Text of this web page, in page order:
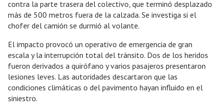
contra la parte trasera del colectivo, que terminó desplazado
más de 500 metros fuera de la calzada. Se investiga si el
chofer del camión se durmió al volante.
El impacto provocó un operativo de emergencia de gran
escala y la interrupción total del tránsito. Dos de los heridos
fueron derivados a quirófano y varios pasajeros presentaron
lesiones leves. Las autoridades descartaron que las
condiciones climáticas o del pavimento hayan influido en el
siniestro.